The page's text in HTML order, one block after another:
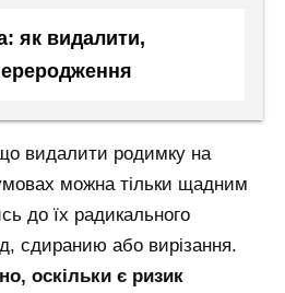
як видалити,
видалити родимку на
можна тільки щадним
до їх радикального
сдиранию або вирізання.
оскільки є ризик